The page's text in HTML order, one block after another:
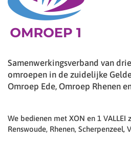
Samenwerkingsverband van
omroepen in de zuidelijke
Omroep Ede, Omroep Rhenen
We bedienen met XON en 1 VALLEI
Renswoude, Rhenen, Scherpenzeel,